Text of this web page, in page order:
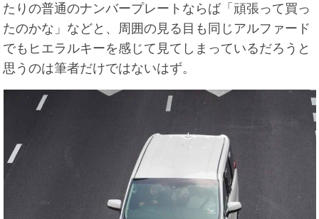
たりの普通のナンバープレートならば「頑張って買っ
たのかな」などと、周囲の見る目も同じアルファード
でもヒエラルキーを感じて見てしまっているだろうと
思うのは筆者だけではないはず。